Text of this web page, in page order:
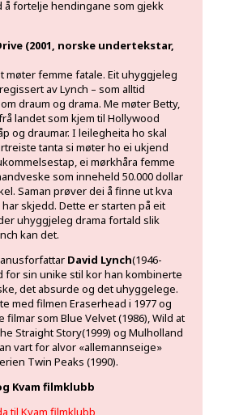
å fortelje hendingane som gjekk
(2001, norske undertekstar,
møter femme fatale. Eit uhyggjeleg
av Lynch – som alltid
draum og drama. Me møter Betty,
landet som kjem til Hollywood
og draumar. I leilegheita ho skal
tanta si møter ho ei ukjend
ei mørkhåra femme
som inneheld 50.000 dollar
Saman prøver dei å finne ut kva
skjedd. Dette er starten på eit
uhyggjeleg drama fortald slik
kan det.
David Lynch(1946-
for sin unike stil kor han kombinerte
det absurde og det uhyggelege.
med filmen Eraserhead i 1977 og
filmar som Blue Velvet (1986), Wild at
Straight Story(1999) og Mulholland
vart for alvor «allemannseige»
Twin Peaks (1990).
Kvam filmklubb
til Kvam filmklubb